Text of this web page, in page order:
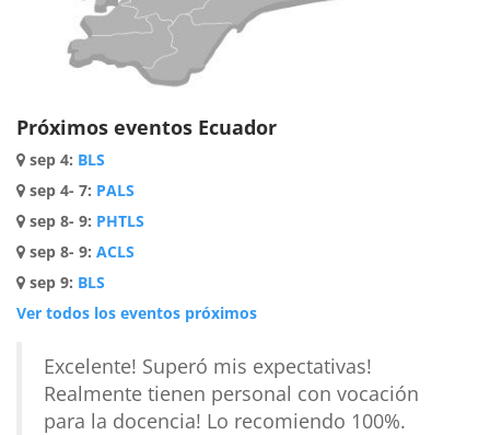
Próximos eventos Ecuador
sep 4: BLS
sep 4- 7: PALS
sep 8- 9: PHTLS
sep 8- 9: ACLS
sep 9: BLS
Ver todos los eventos próximos
Excelente! Superó mis expectativas!
Realmente tienen personal con vocación
para la docencia! Lo recomiendo 100%.